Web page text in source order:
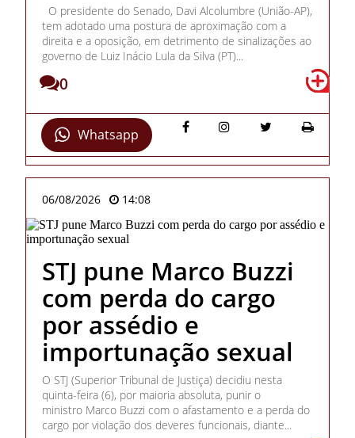
O presidente do Senado, Davi Alcolumbre (União-AP),
tem adotado uma postura de aproximação com a
direita e a oposição, em detrimento de sinalizações ao
governo de Luiz Inácio Lula da Silva (PT)...
0
Whatsapp
06/08/2026 14:08
STJ pune Marco Buzzi
com perda do cargo
por assédio e
importunação sexual
O STJ (Superior Tribunal de Justiça) decidiu nesta
quinta-feira (6), por maioria absoluta, punir o
ministro Marco Buzzi com o afastamento e a perda do
cargo por violação dos deveres funcionais, diante...